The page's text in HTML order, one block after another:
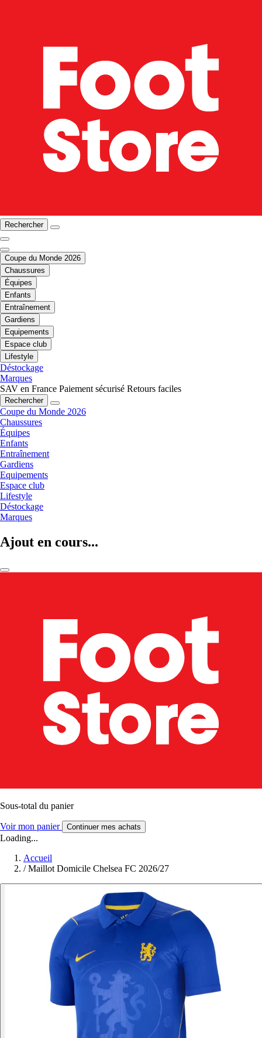
Rechercher
Coupe du Monde 2026
Chaussures
Équipes
Enfants
Entraînement
Gardiens
Equipements
Espace club
Lifestyle
Déstockage
Marques
SAV en France Paiement sécurisé Retours faciles
Rechercher
Coupe du Monde 2026
Chaussures
Équipes
Enfants
Entraînement
Gardiens
Equipements
Espace club
Lifestyle
Déstockage
Marques
Ajout en cours...
Sous-total du panier
Voir mon panier Continuer mes achats
Loading...
Accueil
/ Maillot Domicile Chelsea FC 2026/27